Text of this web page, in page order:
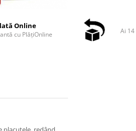
Online
cu PlățiOnline
Ai